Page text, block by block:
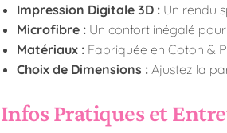
Impression Digitale 3D :Un rendu
Microfibre :Un confort inégalé
Matériaux :Fabriquée en Coton &
Choix de Dimensions :Ajustez la
Infos Pratiques et